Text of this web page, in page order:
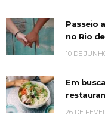
Passeio
no Rio
10 DE
Em
26 DE